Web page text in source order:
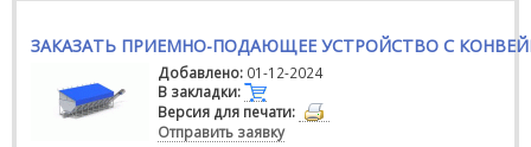
ЗАКАЗАТЬ ПРИЕМНО-ПОДАЮЩЕЕ УСТРОЙСТВО С
Добавлено: 01-12-2024
В закладки:
Версия для печати:
Отправить заявку